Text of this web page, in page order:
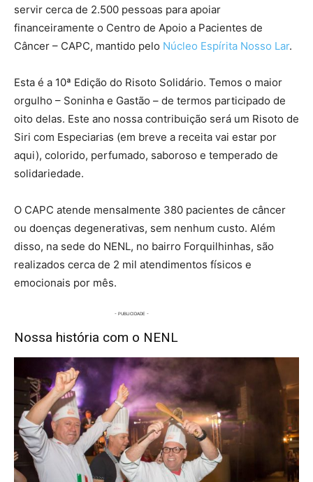
servir cerca de 2.500 pessoas para apoiar
financeiramente o Centro de Apoio a Pacientes de
Câncer – CAPC, mantido pelo Núcleo Espírita Nosso Lar.
Esta é a 10ª Edição do Risoto Solidário. Temos o maior
orgulho – Soninha e Gastão – de termos participado de
oito delas. Este ano nossa contribuição será um Risoto de
Siri com Especiarias (em breve a receita vai estar por
aqui), colorido, perfumado, saboroso e temperado de
solidariedade.
O CAPC atende mensalmente 380 pacientes de câncer
ou doenças degenerativas, sem nenhum custo. Além
disso, na sede do NENL, no bairro Forquilhinhas, são
realizados cerca de 2 mil atendimentos físicos e
emocionais por mês.
Nossa história com o NENL